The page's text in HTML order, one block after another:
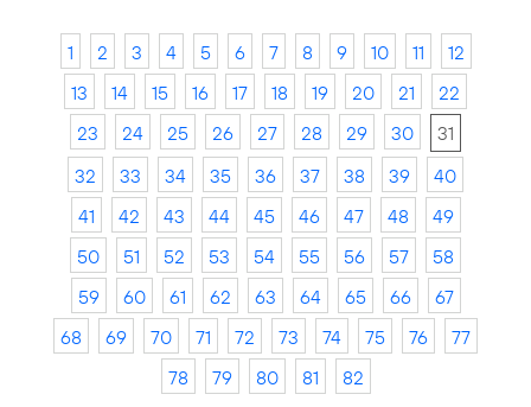
1 2 3 4 5 6 7 8 9 10 11
12
13
14 15 16 17 18 19 20 21
22
23
24 25 26 27 28 29 30
31
32
33 34 35 36 37 38 39
40
41
42 43 44 45 46 47 48
49
50
51 52 53 54 55 56 57
58
59
60 61 62 63 64 65 66
67
68
69 70 71 72 73 74 75 76
77
78
79 80 81 82